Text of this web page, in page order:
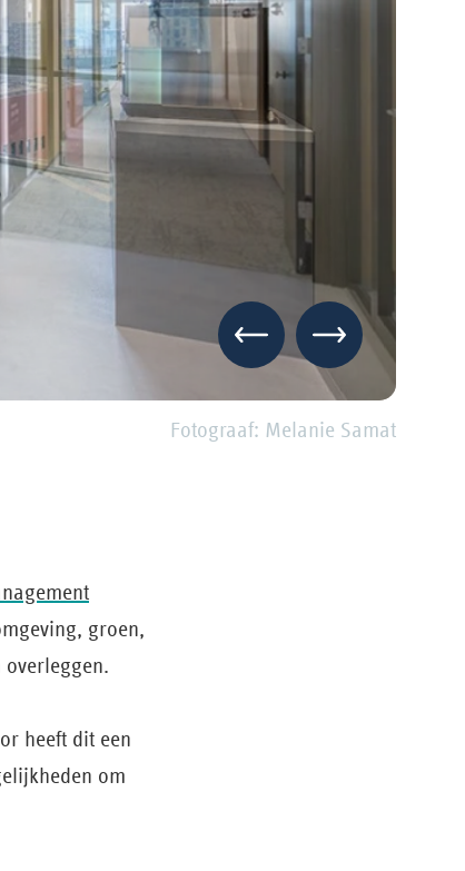
Fotograaf: Melanie Samat
groen,
heeft dit een
om